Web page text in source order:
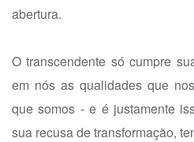
abertura.
O transcendente só cumpre
em nós as qualidades que
que somos - e é justamente
sua recusa de transformação,